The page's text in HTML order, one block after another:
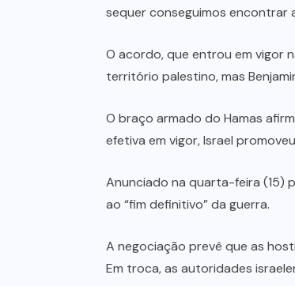
sequer conseguimos encontrar
O acordo, que entrou em vigor
território palestino, mas
O braço armado do Hamas
efetiva em vigor, Israel
Anunciado na quarta-feira (15)
ao “fim definitivo” da guerra.
A negociação prevê que as
Em troca, as autoridades